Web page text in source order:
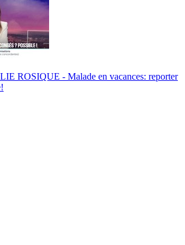
ROSIQUE - Malade en vacances: reporter